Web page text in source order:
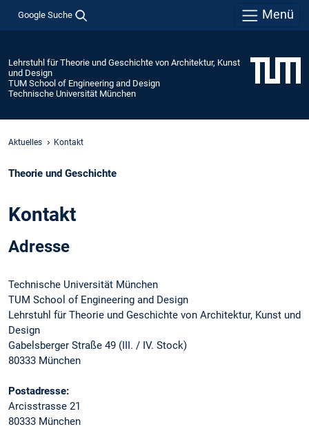
Google Suche Menü
Lehrstuhl für Theorie und Geschichte von Architektur, Kunst
und Design
TUM School of Engineering and Design
Technische Universität München
Aktuelles Kontakt
Theorie und Geschichte
Kontakt
Adresse
Technische Universität München
TUM School of Engineering and Design
Lehrstuhl für Theorie und Geschichte von Architektur, Kunst und
Design
Gabelsberger Straße 49 (III. / IV. Stock)
80333 München
Postadresse:
Arcisstrasse 21
80333 München